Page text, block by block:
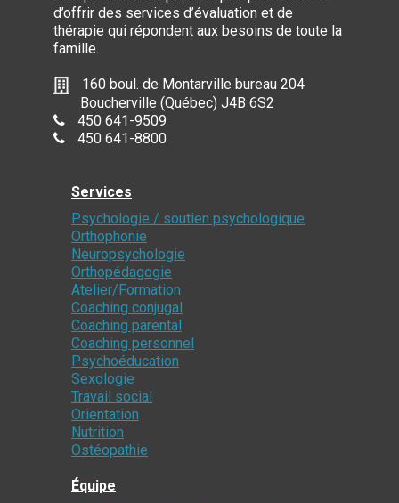
d’offrir des services d’évaluation et de
thérapie qui répondent aux besoins de toute la
famille.
160 boul. de Montarville bureau 204
Boucherville (Québec) J4B 6S2
450 641-9509
450 641-8800
Services
Psychologie / soutien psychologique
Orthophonie
Neuropsychologie
Orthopédagogie
Atelier/Formation
Coaching conjugal
Coaching parental
Coaching personnel
Psychoéducation
Sexologie
Travail social
Orientation
Nutrition
Ostéopathie
Équipe